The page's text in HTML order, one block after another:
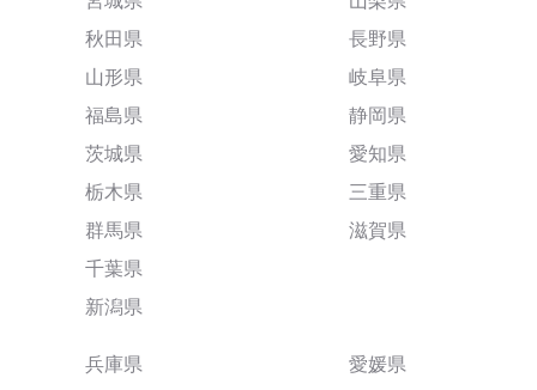
秋田県
山形県
福島県
茨城県
栃木県
群馬県
千葉県
新潟県
長野県
岐阜県
静岡県
愛知県
三重県
滋賀県
兵庫県
愛媛県